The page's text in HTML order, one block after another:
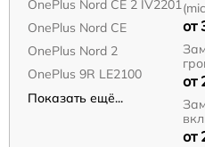
OnePlus Nord CE 2 IV2201
OnePlus Nord CE
OnePlus Nord 2
OnePlus 9R LE2100
Показать ещё...
от
от
от